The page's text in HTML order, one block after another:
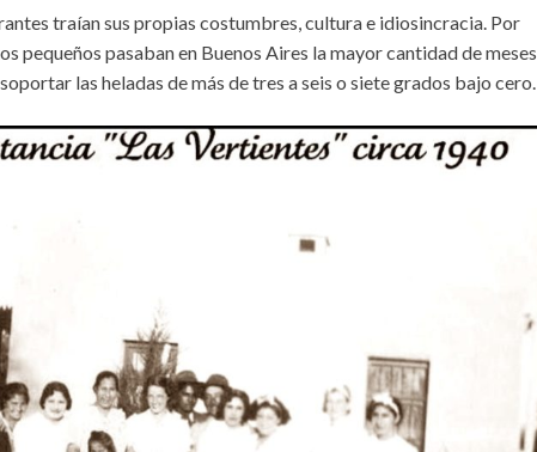
traían sus propias costumbres, cultura e idiosincracia. Por
pequeños pasaban en Buenos Aires la mayor cantidad de meses
las heladas de más de tres a seis o siete grados bajo cero.